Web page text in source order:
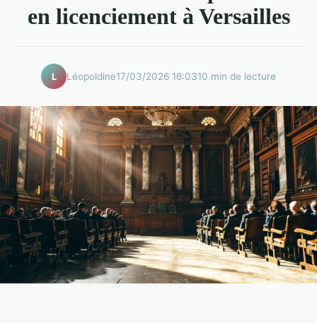
en licenciement à Versailles
L Léopoldine17/03/2026 16:0310 min de lecture